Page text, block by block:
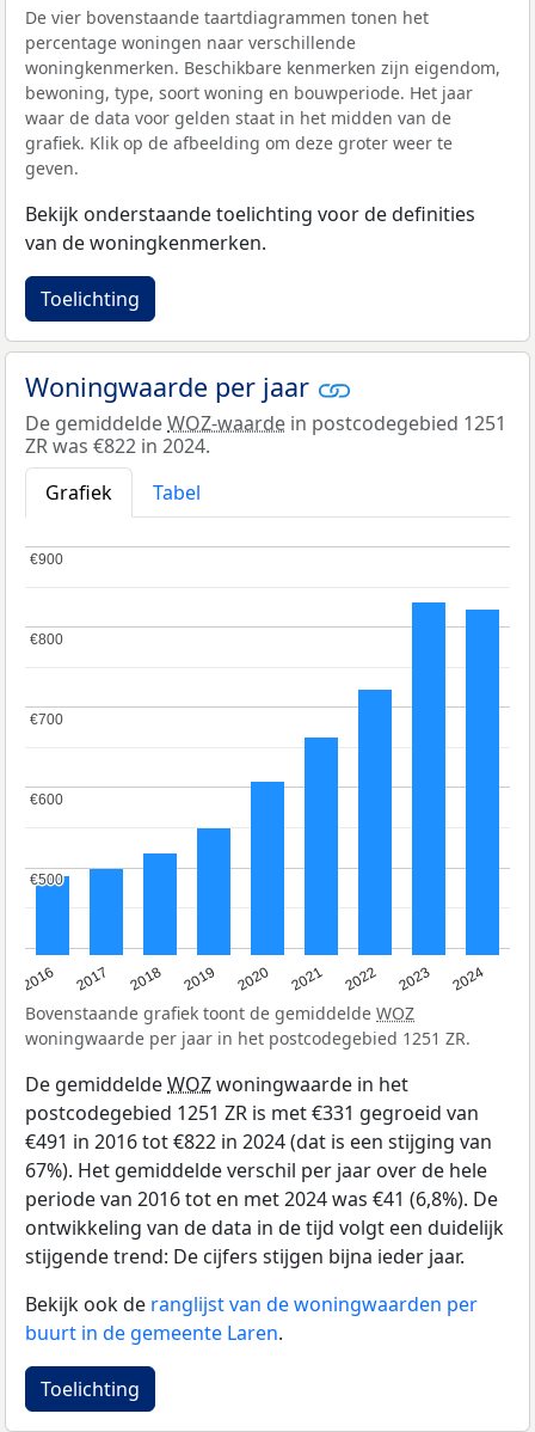
De vier bovenstaande taartdiagrammen tonen het
percentage woningen naar verschillende
woningkenmerken. Beschikbare kenmerken zijn eigendom,
bewoning, type, soort woning en bouwperiode. Het jaar
waar de data voor gelden staat in het midden van de
grafiek. Klik op de afbeelding om deze groter weer te
geven.
Bekijk onderstaande toelichting voor de definities
van de woningkenmerken.
Toelichting
Woningwaarde per jaar
De gemiddeldeWOZ-waarde in postcodegebied 1251
ZR was €822 in 2024.
Grafiek
Tabel
2016 2017 2018 2019 2020 2021 2022 2023 2024
€500
€500
€600
€600
€700
€700
€800
€800
€900
€900
Bovenstaande grafiek toont de gemiddelde WOZ
woningwaarde per jaar in het postcodegebied 1251 ZR.
De gemiddeldeWOZwoningwaarde in het
postcodegebied 1251 ZR is met €331 gegroeid van
€491 in 2016 tot €822 in 2024 (dat is een stijging van
67%). Het gemiddelde verschil per jaar over de hele
periode van 2016 tot en met 2024 was €41 (6,8%). De
ontwikkeling van de data in de tijd volgt een duidelijk
stijgende trend: De cijfers stijgen bijna ieder jaar.
Bekijk ook de ranglijst van de woningwaarden per
buurt in de gemeente Laren.
Toelichting